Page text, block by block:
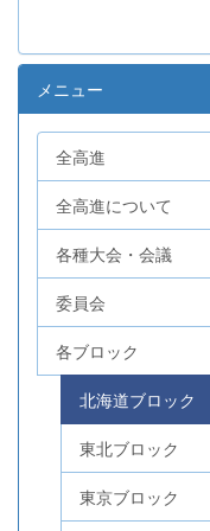
メニュー
全高進
全高進について
各種大会・会議
委員会
各ブロック
北海道ブロック
東北ブロック
東京ブロック